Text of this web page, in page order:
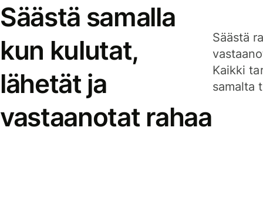
Säästä samalla
kun kulutat,
lähetät ja
vastaanotat rahaa
Säästä
Kaikki
samalta